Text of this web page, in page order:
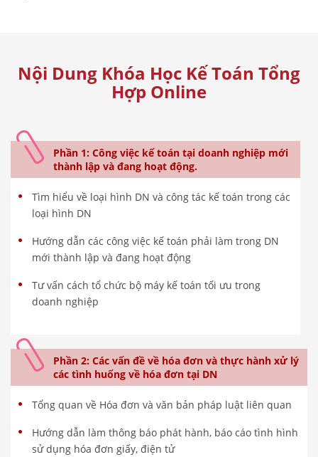
Nội Dung Khóa Học Kế Toán Tổng
Hợp Online
Phần 1: Công việc kế toán tại doanh nghiệp mới
thành lập và đang hoạt động.
Tìm hiểu về loại hình DN và công tác kế toán trong các
loại hình DN
Hướng dẫn các công việc kế toán phải làm trong DN
mới thành lập và đang hoạt động
Tư vấn cách tổ chức bộ máy kế toán tối ưu trong
doanh nghiệp
Phần 2: Các vấn đề về hóa đơn và thực hành xử lý
các tình huống về hóa đơn tại DN
Tổng quan về Hóa đơn và văn bản pháp luật liên quan
Hướng dẫn làm thông báo phát hành, báo cáo tình hình
sử dụng hóa đơn giấy, điện tử